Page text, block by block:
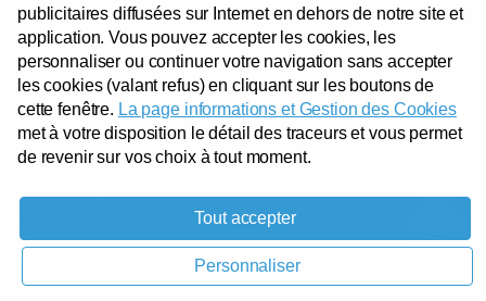
Garantie des dépôts
Sécurité
Protection des données personnelles
Tarifs et réglementation
publicitaires diffusées sur Internet en dehors de notre site et
application. Vous pouvez accepter les cookies, les
personnaliser ou continuer votre navigation sans accepter
les cookies (valant refus) en cliquant sur les boutons de
cette fenêtre. La page informations et Gestion des Cookies
met à votre disposition le détail des traceurs et vous permet
de revenir sur vos choix à tout moment.
Tout accepter
Personnaliser